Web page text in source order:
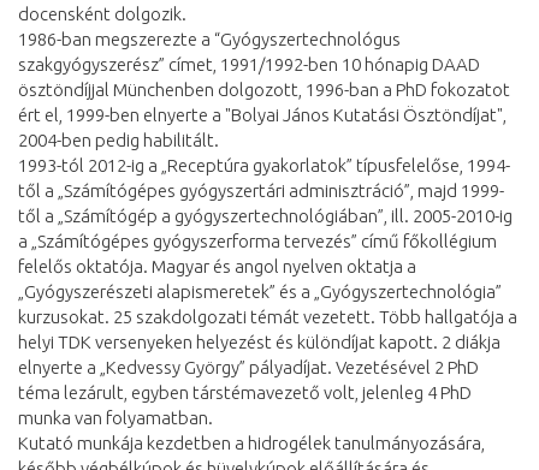
docensként dolgozik.
1986-ban megszerezte a “Gyógyszertechnológus
szakgyógyszerész” címet, 1991/1992-ben 10 hónapig DAAD
ösztöndíjjal Münchenben dolgozott, 1996-ban a PhD fokozatot
ért el, 1999-ben elnyerte a "Bolyai János Kutatási Ösztöndíjat",
2004-ben pedig habilitált.
1993-tól 2012-ig a „Receptúra gyakorlatok” típusfelelőse, 1994-
től a „Számítógépes gyógyszertári adminisztráció”, majd 1999-
től a „Számítógép a gyógyszertechnológiában”, ill. 2005-2010-ig
a „Számítógépes gyógyszerforma tervezés” című főkollégium
felelős oktatója. Magyar és angol nyelven oktatja a
„Gyógyszerészeti alapismeretek” és a „Gyógyszertechnológia”
kurzusokat. 25 szakdolgozati témát vezetett. Több hallgatója a
helyi TDK versenyeken helyezést és különdíjat kapott. 2 diákja
elnyerte a „Kedvessy György” pályadíjat. Vezetésével 2 PhD
téma lezárult, egyben társtémavezető volt, jelenleg 4 PhD
munka van folyamatban.
Kutató munkája kezdetben a hidrogélek tanulmányozására,